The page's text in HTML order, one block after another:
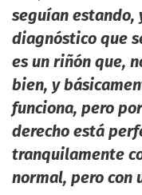
seguían estando,
diagnóstico que
es un riñón que,
bien, y
funciona, pero
derecho está
tranquilamente
normal, pero con